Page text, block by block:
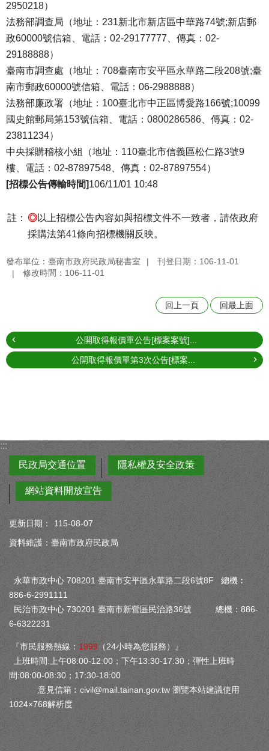
2950218）
法務部調查局（地址：231新北市新店區中華路74號;新店郵
政60000號信箱、電話：02-29177777、傳真：02-
29188888）
臺南市調查處（地址：708臺南市安平區永華路二段208號;臺
南市郵政60000號信箱、電話：06-2988888）
法務部廉政署（地址：100臺北市中正區博愛路166號;10099
國史館郵局第153號信箱、電話：0800286586、傳真：02-
23811234）
中央採購稽核小組（地址：110臺北市信義區松仁路3號9
樓、電話：02-87897548、傳真：02-87897554）
[招標公告傳輸時間]106/11/01 10:48
註： ◎以上招標公告內容如與招標文件不一致者，請依政府
採購法第41條向招標機關反映。
發布單位：臺南市政府民政局秘書室
刊登日期：106-11-01
修改時間：106-11-01
回上一頁 回最上面
公開取得報價單公告[標案案號]...
公開取得報價單第3次公告[標案...
:::
民政局交通位置
隱私權及安全政策
網站資料開放宣告
更新日期：
115-08-07
資料維護：臺南市政府民政局
永華市政中心 708201 臺南市安平區永華路二段6號8F 總機︰
886-6-2991111
民治市政中心 730201 臺南市新營區民治路36號 總機：886-
6-6322231
『市民服務熱線： 1999 （24小時為您服務）』
上班時間:上午08:00-12:00；下午13:30-17:30；彈性上班時
間:08:00-08:30；17:30-18:00
意見信箱︰ civil@mail.tainan.gov.tw 瀏覽本站建議使用
1024×768解析度